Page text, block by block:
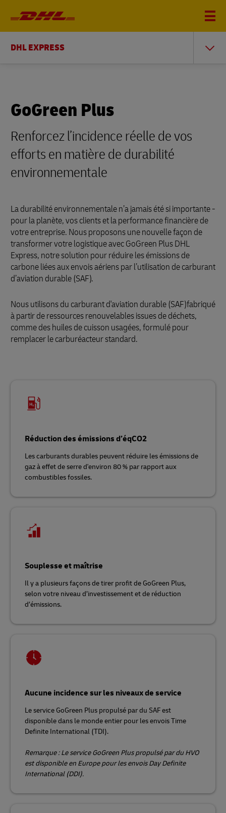
DHL EXPRESS
GoGreen Plus
Renforcez l’incidence réelle de vos
efforts en matière de durabilité
environnementale
La durabilité environnementale n’a jamais été si importante -
pour la planète, vos clients et la performance financière de
votre entreprise. Nous proposons une nouvelle façon de
transformer votre logistique avec GoGreen Plus DHL
Express, notre solution pour réduire les émissions de
carbone liées aux envois aériens par l’utilisation de carburant
d’aviation durable (SAF).
Nous utilisons du carburant d'aviation durable (SAF)fabriqué
à partir de ressources renouvelables issues de déchets,
comme des huiles de cuisson usagées, formulé pour
remplacer le carburéacteur standard.
Réduction des émissions d’éqCO2
Les carburants durables peuvent réduire les émissions de
gaz à effet de serre d'environ 80 % par rapport aux
combustibles fossiles.
Souplesse et maîtrise
Il y a plusieurs façons de tirer profit de GoGreen Plus,
selon votre niveau d’investissement et de réduction
d’émissions.
Aucune incidence sur les niveaux de service
Le service GoGreen Plus propulsé par du SAF est
disponible dans le monde entier pour les envois Time
Definite International (TDI).
Remarque : Le service GoGreen Plus propulsé par du HVO
est disponible en Europe pour les envois Day Definite
International (DDI).